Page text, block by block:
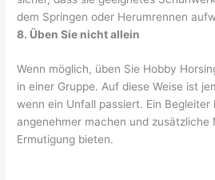
dem Springen oder Herumrennen
8. Üben Sie nicht allein
Wenn möglich, üben Sie Hobby
in einer Gruppe. Auf diese Weise ist
wenn ein Unfall passiert. Ein Begleiter
angenehmer machen und zusätzliche
Ermutigung bieten.